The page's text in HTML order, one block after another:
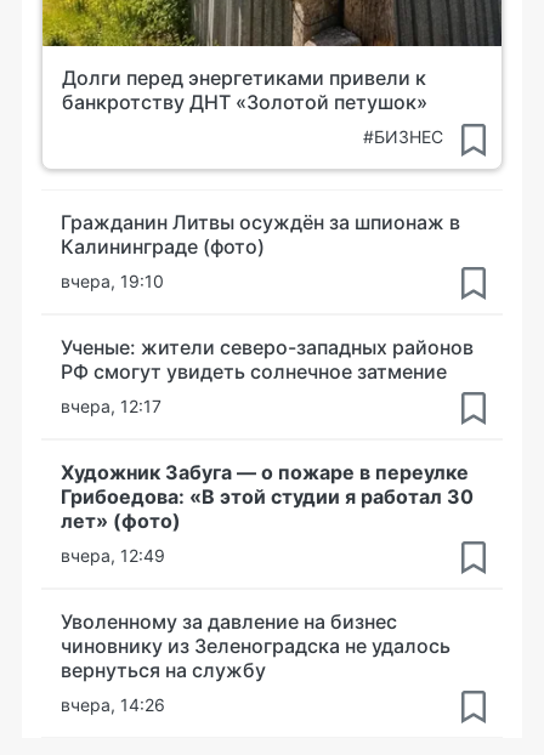
Долги перед энергетиками привели к
банкротству ДНТ «Золотой петушок»
#БИЗНЕС
Гражданин Литвы осуждён за шпионаж в
Калининграде (фото)
вчера, 19:10
Ученые: жители северо-западных районов
РФ смогут увидеть солнечное затмение
вчера, 12:17
Художник Забуга — о пожаре в переулке
Грибоедова: «В этой студии я работал 30
лет» (фото)
вчера, 12:49
Уволенному за давление на бизнес
чиновнику из Зеленоградска не удалось
вернуться на службу
вчера, 14:26